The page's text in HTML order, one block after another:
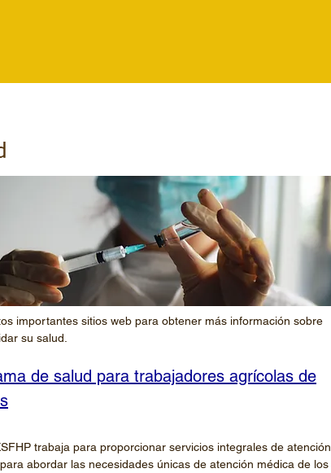
importantes sitios web para obtener más información sobre
su salud.
de salud para trabajadores agrícolas de
trabaja para proporcionar servicios integrales de atención
abordar las necesidades únicas de atención médica de los